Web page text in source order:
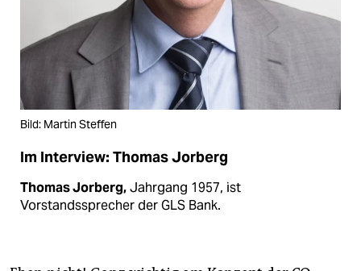
Bild: Martin Steffen
Im Interview: Thomas Jorberg
Thomas Jorberg,Jahrgang 1957, ist
Vorstandssprecher der GLS Bank.